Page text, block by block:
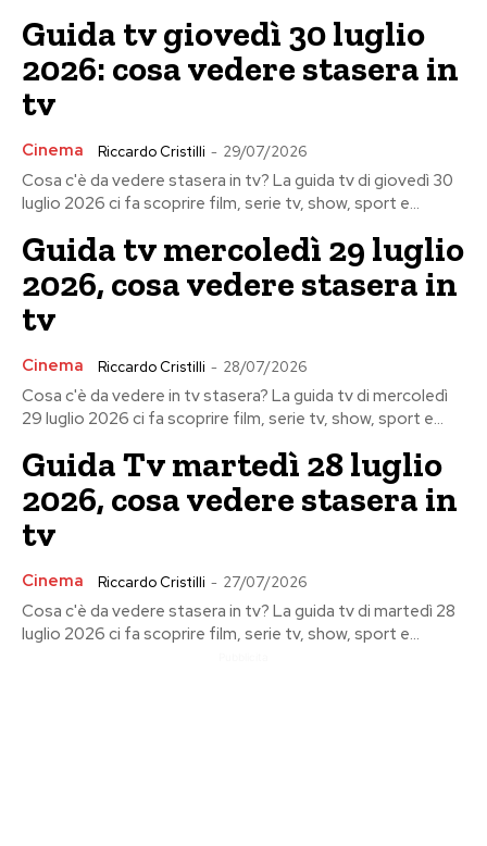
Guida tv giovedì 30 luglio
2026: cosa vedere stasera in
tv
Cinema Riccardo Cristilli - 29/07/2026
Cosa c'è da vedere stasera in tv? La guida tv di giovedì 30
luglio 2026 ci fa scoprire film, serie tv, show, sport e...
Guida tv mercoledì 29 luglio
2026, cosa vedere stasera in
tv
Cinema Riccardo Cristilli - 28/07/2026
Cosa c'è da vedere in tv stasera? La guida tv di mercoledì
29 luglio 2026 ci fa scoprire film, serie tv, show, sport e...
Guida Tv martedì 28 luglio
2026, cosa vedere stasera in
tv
Cinema Riccardo Cristilli - 27/07/2026
Cosa c'è da vedere stasera in tv? La guida tv di martedì 28
luglio 2026 ci fa scoprire film, serie tv, show, sport e...